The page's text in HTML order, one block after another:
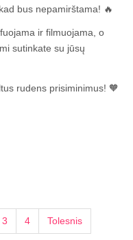
bus nepamirštama! 🔥
ir filmuojama, o
sutinkate su jūsų
rudens prisiminimus! 🧡
3 4 Tolesnis